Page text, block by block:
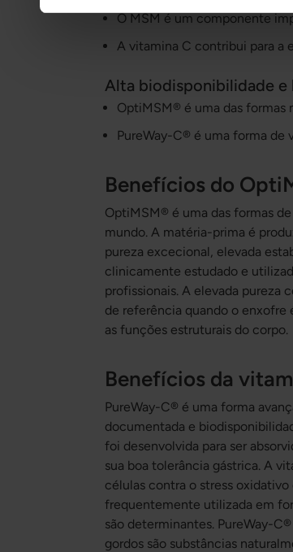
O MSM é um componente
A vitamina C contribui para a
Alta biodisponibilidade e
OptiMSM® é uma das formas
PureWay-C® é uma forma de
Benefícios do
OptiMSM® é uma das formas
mundo. A matéria-prima é
pureza excecional, elevada
clinicamente estudado e
profissionais. A elevada pureza
de referência quando o enxofre
as funções estruturais do corpo.
Benefícios da
PureWay-C® é uma forma
documentada e
foi desenvolvida para ser
sua boa tolerância gástrica. A
células contra o stress
frequentemente utilizada em
são determinantes. PureWay-
gordos são substâncias